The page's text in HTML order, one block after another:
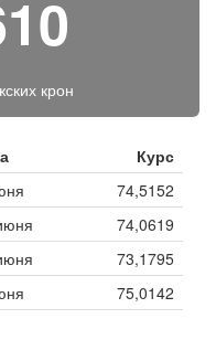
крон
Курс
74,5152
74,0619
73,1795
75,0142